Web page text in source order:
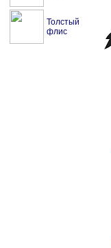
Толстый
флис